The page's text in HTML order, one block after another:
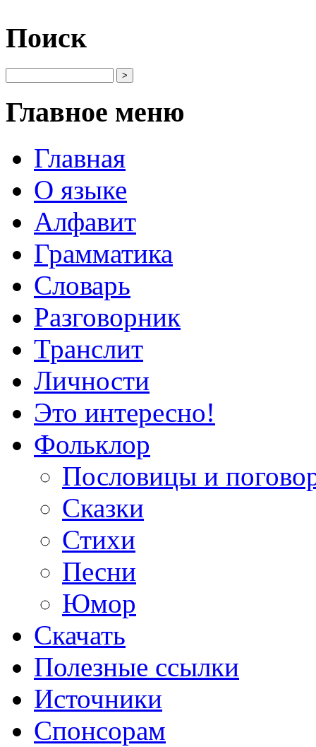
Поиск
Главное меню
Главная
О языке
Алфавит
Грамматика
Словарь
Разговорник
Транслит
Личности
Это интересно!
Фольклор
Пословицы и
Сказки
Стихи
Песни
Юмор
Скачать
Полезные ссылки
Источники
Спонсорам